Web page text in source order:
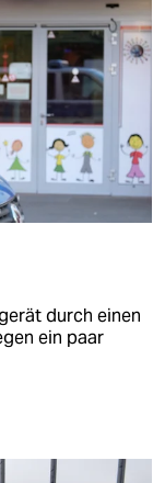
durch einen
ein paar